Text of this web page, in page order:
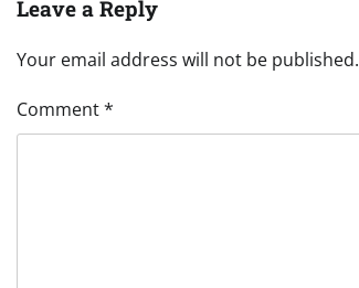
Leave a Reply
Your email address will not be published.
Comment*